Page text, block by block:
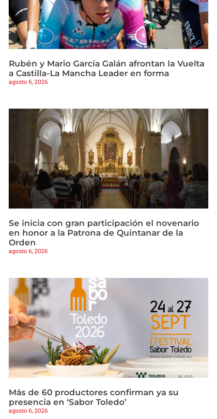
Rubén y Mario García Galán afrontan la Vuelta
a Castilla-La Mancha Leader en forma
agosto 6, 2026
Se inicia con gran participación el novenario
en honor a la Patrona de Quintanar de la
Orden
agosto 6, 2026
Más de 60 productores confirman ya su
presencia en ‘Sabor Toledo’
agosto 6, 2026